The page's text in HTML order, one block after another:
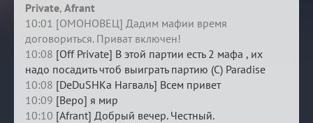
Private, Afrant
10:01 [ОМОНОВЕЦ] Дадим мафии время
договориться. Приват включен!
10:08 [Off Private] В этой партии есть 2 мафа , их
надо посадить чтоб выиграть партию (С) Paradise
10:08 [DeDuSHKa Нагваль] Всем привет
10:09 [Веро] я мир
10:10 [Afrant] Добрый вечер. Честный.